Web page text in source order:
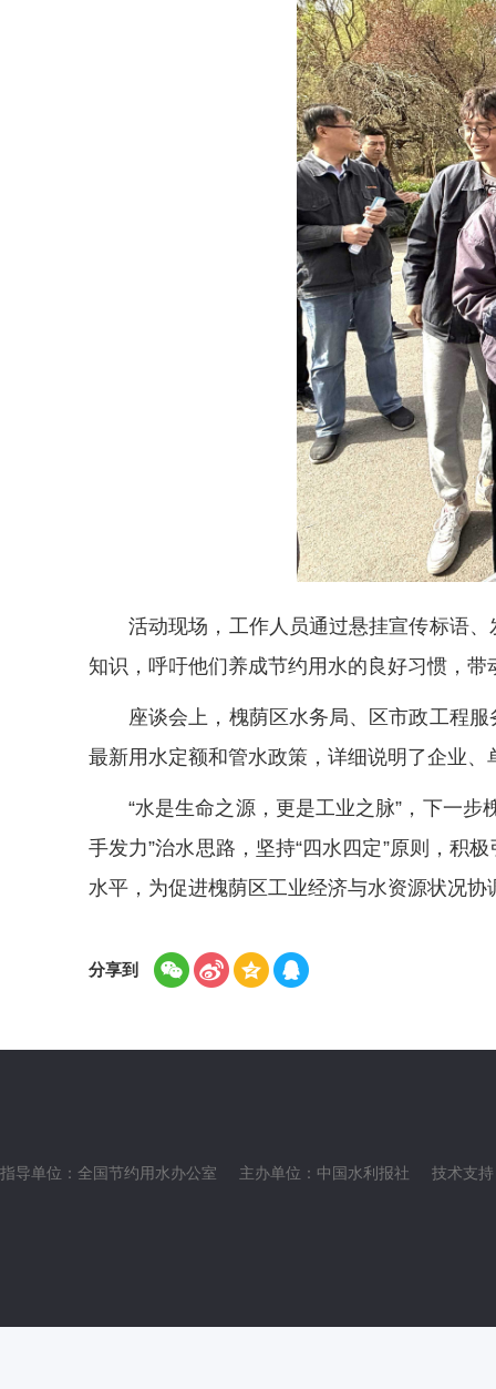
活动现场，工作人员通过悬挂宣传标语
知识，呼吁他们养成节约用水的良好习惯，
座谈会上，槐荫区水务局、区市政工程
最新用水定额和管水政策，详细说明了企业
“水是生命之源，更是工业之脉”，下一
手发力”治水思路，坚持“四水四定”原则，积
水平，为促进槐荫区工业经济与水资源状况协
分享到
指导单位：全国节约用水办公室 主办单位：中国水利报社 技术支